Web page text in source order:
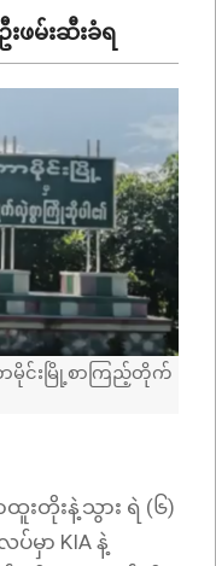
ဖမ်းဆီးခံရ
ာမိုင်းမြို့စာကြည့်တိုက်
းတိုးနဲ့သွား ရဲ (၆)
မှာ KIA နဲ့